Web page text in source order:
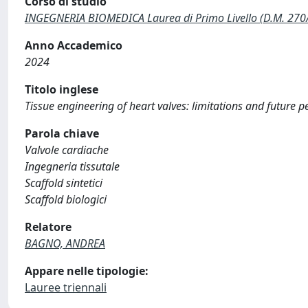
INGEGNERIA BIOMEDICA Laurea di Primo Livello (D.M.
Anno Accademico
2024
Titolo inglese
Tissue engineering of heart valves: limitations and future
Parola chiave
Valvole cardiache
Ingegneria tissutale
Scaffold sintetici
Scaffold biologici
Relatore
BAGNO, ANDREA
Appare nelle tipologie:
Lauree triennali